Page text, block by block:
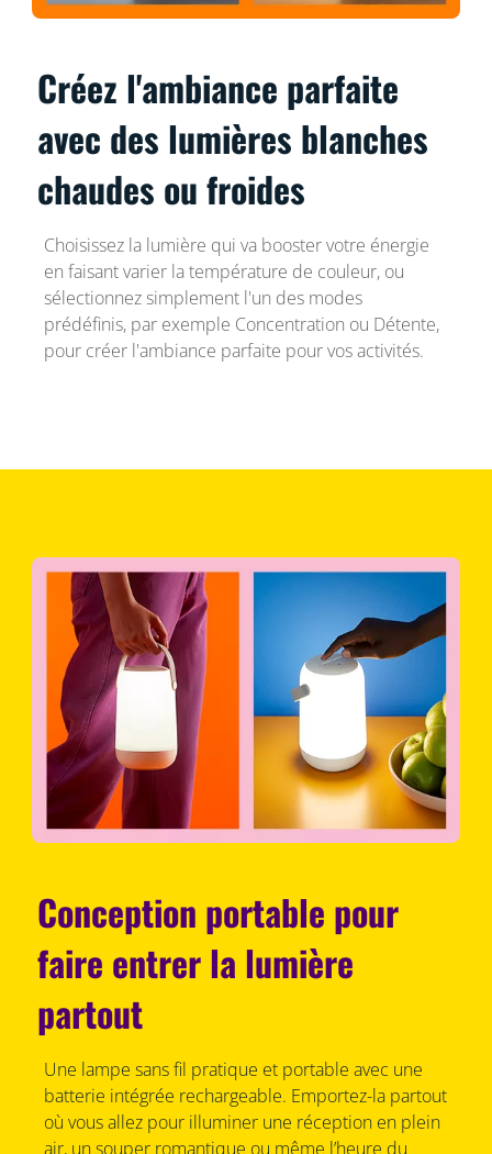
Créez l'ambiance parfaite
avec des lumières blanches
chaudes ou froides
Choisissez la lumière qui va booster votre énergie
en faisant varier la température de couleur, ou
sélectionnez simplement l'un des modes
prédéfinis, par exemple Concentration ou Détente,
pour créer l'ambiance parfaite pour vos activités.
Conception portable pour
faire entrer la lumière
partout
Une lampe sans fil pratique et portable avec une
batterie intégrée rechargeable. Emportez-la partout
où vous allez pour illuminer une réception en plein
air, un souper romantique ou même l’heure du